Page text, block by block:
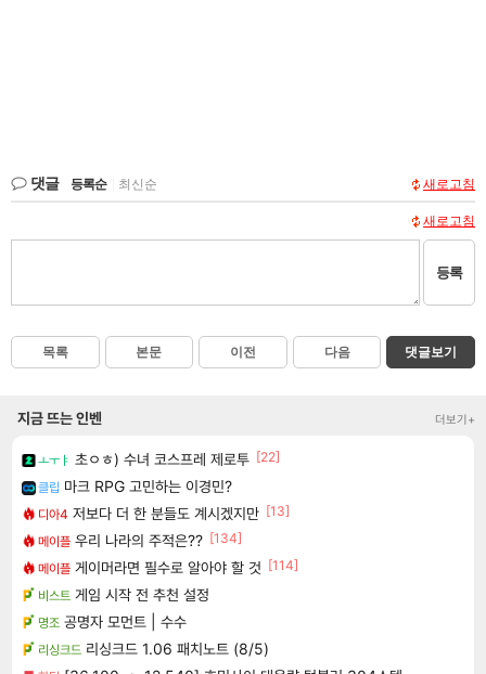
댓글 등록순 최신순 새로고침
새로고침
등록
목록 본문 이전 다음 댓글보기
지금 뜨는 인벤 더보기+
ㅗㅜㅑ 초ㅇㅎ) 수녀 코스프레 제로투 [22]
클립 마크 RPG 고민하는 이경민?
디아4 저보다 더 한 분들도 계시겠지만 [13]
메이플 우리 나라의 주적은?? [134]
메이플 게이머라면 필수로 알아야 할 것 [114]
비스트 게임 시작 전 추천 설정
명조 공명자 모먼트 | 수수
리싱크드 리싱크드 1.06 패치노트 (8/5)